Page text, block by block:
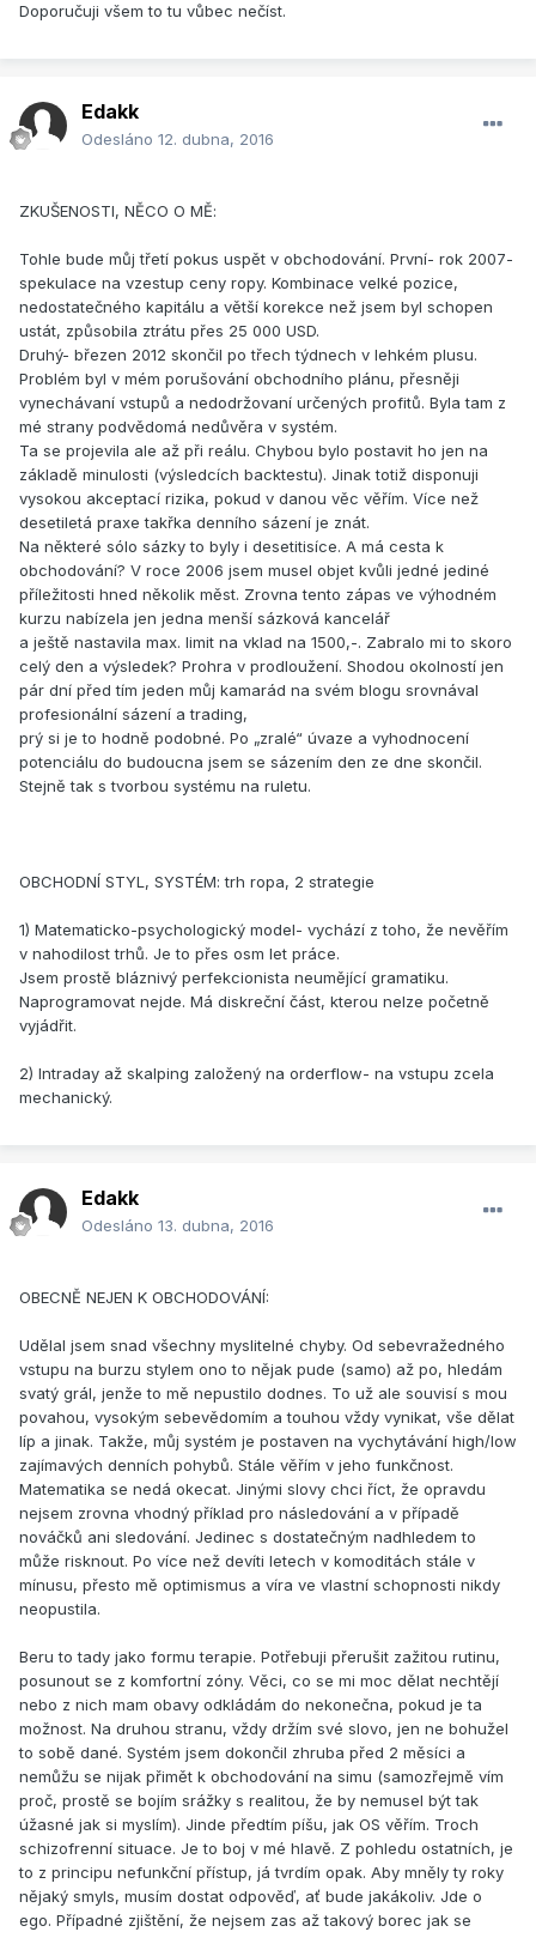
Doporučuji všem to tu vůbec nečíst.
Edakk
Odesláno 12. dubna, 2016
ZKUŠENOSTI, NĚCO O MĚ:
Tohle bude můj třetí pokus uspět v obchodování. První- rok 2007-
spekulace na vzestup ceny ropy. Kombinace velké pozice,
nedostatečného kapitálu a větší korekce než jsem byl schopen
ustát, způsobila ztrátu přes 25 000 USD.
Druhý- březen 2012 skončil po třech týdnech v lehkém plusu.
Problém byl v mém porušování obchodního plánu, přesněji
vynechávaní vstupů a nedodržovaní určených profitů. Byla tam z
mé strany podvědomá nedůvěra v systém.
Ta se projevila ale až při reálu. Chybou bylo postavit ho jen na
základě minulosti (výsledcích backtestu). Jinak totiž disponuji
vysokou akceptací rizika, pokud v danou věc věřím. Více než
desetiletá praxe takřka denního sázení je znát.
Na některé sólo sázky to byly i desetitisíce. A má cesta k
obchodování? V roce 2006 jsem musel objet kvůli jedné jediné
příležitosti hned několik měst. Zrovna tento zápas ve výhodném
kurzu nabízela jen jedna menší sázková kancelář
a ještě nastavila max. limit na vklad na 1500,-. Zabralo mi to skoro
celý den a výsledek? Prohra v prodloužení. Shodou okolností jen
pár dní před tím jeden můj kamarád na svém blogu srovnával
profesionální sázení a trading,
prý si je to hodně podobné. Po „zralé“ úvaze a vyhodnocení
potenciálu do budoucna jsem se sázením den ze dne skončil.
Stejně tak s tvorbou systému na ruletu.
OBCHODNÍ STYL, SYSTÉM: trh ropa, 2 strategie
1) Matematicko-psychologický model- vychází z toho, že nevěřím
v nahodilost trhů. Je to přes osm let práce.
Jsem prostě bláznivý perfekcionista neumějící gramatiku.
Naprogramovat nejde. Má diskreční část, kterou nelze početně
vyjádřit.
2) Intraday až skalping založený na orderflow- na vstupu zcela
mechanický.
Edakk
Odesláno 13. dubna, 2016
OBECNĚ NEJEN K OBCHODOVÁNÍ:
Udělal jsem snad všechny myslitelné chyby. Od sebevražedného
vstupu na burzu stylem ono to nějak pude (samo) až po, hledám
svatý grál, jenže to mě nepustilo dodnes. To už ale souvisí s mou
povahou, vysokým sebevědomím a touhou vždy vynikat, vše dělat
líp a jinak. Takže, můj systém je postaven na vychytávání high/low
zajímavých denních pohybů. Stále věřím v jeho funkčnost.
Matematika se nedá okecat. Jinými slovy chci říct, že opravdu
nejsem zrovna vhodný příklad pro následování a v případě
nováčků ani sledování. Jedinec s dostatečným nadhledem to
může risknout. Po více než devíti letech v komoditách stále v
mínusu, přesto mě optimismus a víra ve vlastní schopnosti nikdy
neopustila.
Beru to tady jako formu terapie. Potřebuji přerušit zažitou rutinu,
posunout se z komfortní zóny. Věci, co se mi moc dělat nechtějí
nebo z nich mam obavy odkládám do nekonečna, pokud je ta
možnost. Na druhou stranu, vždy držím své slovo, jen ne bohužel
to sobě dané. Systém jsem dokončil zhruba před 2 měsíci a
nemůžu se nijak přimět k obchodování na simu (samozřejmě vím
proč, prostě se bojím srážky s realitou, že by nemusel být tak
úžasné jak si myslím). Jinde předtím píšu, jak OS věřím. Troch
schizofrenní situace. Je to boj v mé hlavě. Z pohledu ostatních, je
to z principu nefunkční přístup, já tvrdím opak. Aby mněly ty roky
nějaký smyls, musím dostat odpověď, ať bude jakákoliv. Jde o
ego. Případné zjištění, že nejsem zas až takový borec jak se